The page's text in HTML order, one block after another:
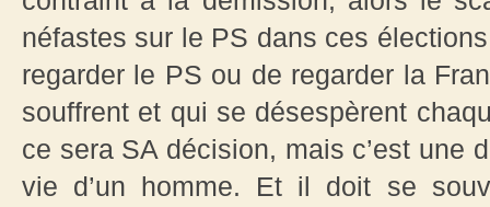
néfastes sur le PS dans ces
regarder le PS ou de regarder la
souffrent et qui se désespèrent
ce sera SA décision, mais c’est une
vie d’un homme. Et il doit se